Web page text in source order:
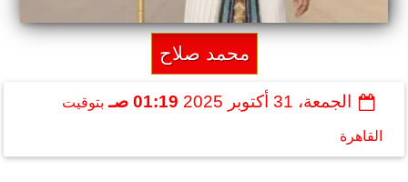
محمد صلاح
الجمعة، 31 أكتوبر 2025 01:19 صـ بتوقيت
القاهرة